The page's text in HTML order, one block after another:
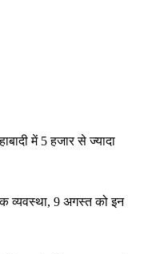
में 5 हजार से ज्यादा
व्यवस्था, 9 अगस्त को इन